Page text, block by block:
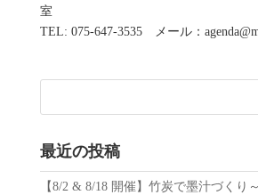
室
TEL: 075-647-3535 メール：
最近の投稿
【8/2 & 8/18 開催】竹炭で墨汁づくり